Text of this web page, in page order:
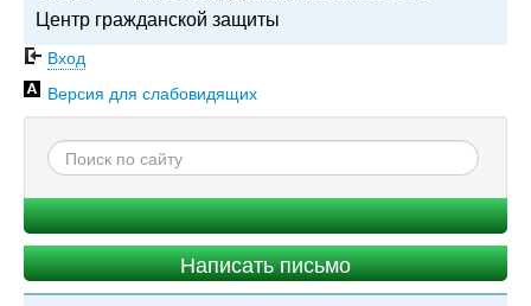
Центр гражданской защиты
Вход
Версия для слабовидящих
Написать письмо